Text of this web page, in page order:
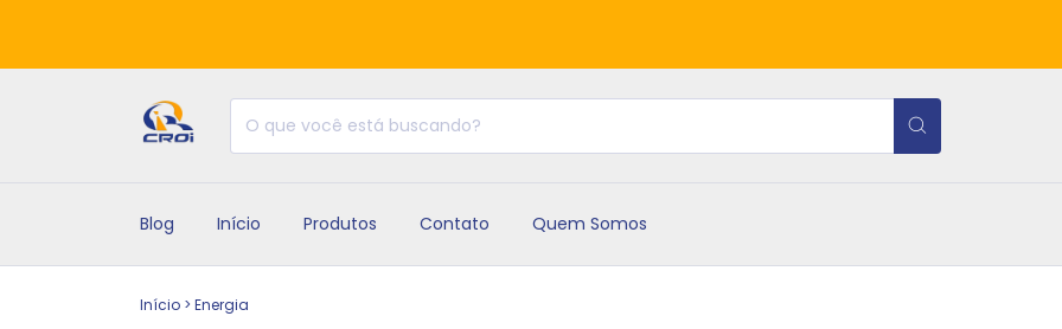
Blog Início Produtos Contato Quem Somos
Início > Energia